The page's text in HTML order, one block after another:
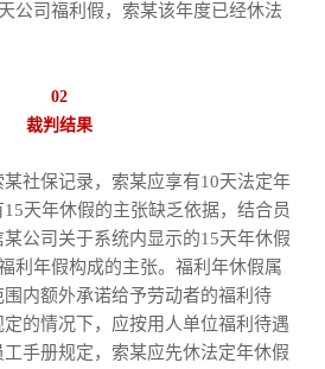
公司福利假，索某该年度已经休法
02
裁判结果
社保记录，索某应享有10天法定年
天年休假的主张缺乏依据，结合员
公司关于系统内显示的15天年休假
利年假构成的主张。福利年休假属
内额外承诺给予劳动者的福利待
的情况下，应按用人单位福利待遇
手册规定，索某应先休法定年休假